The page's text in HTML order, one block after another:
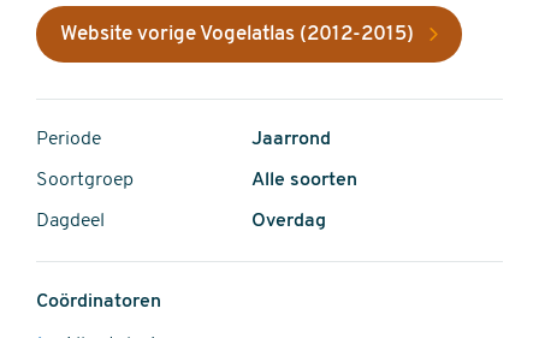
Website vorige Vogelatlas (2012-2015)
Periode Jaarrond
Soortgroep Alle soorten
Dagdeel Overdag
Coördinatoren